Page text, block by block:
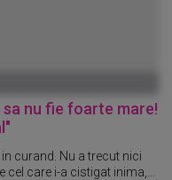
nu fie foarte mare!
curand. Nu a trecut nici
care i-a cistigat inima,...